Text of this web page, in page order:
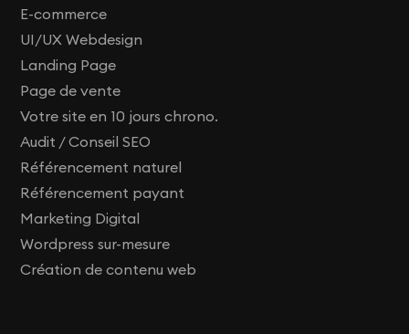
E-commerce
UI/UX Webdesign
Landing Page
Page de vente
Votre site en 10 jours chrono.
Audit / Conseil SEO
Référencement naturel
Référencement payant
Marketing Digital
Wordpress sur-mesure
Création de contenu web